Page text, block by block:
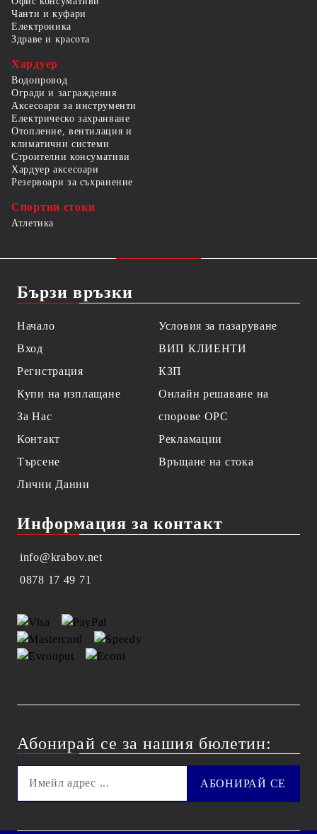
Чанти и куфари
Електроника
Здраве и красота
Хардуер
Водопровод
Огради и заграждения
Аксесоари за инструменти
Електрическо захранване
Отопление, вентилация и
климатични системи
Строителни консумативи
Хардуер аксесоари
Резервоари за съхранение
Спортни стоки
Атлетика
Бързи връзки
Начало
Вход
Регистрация
Купи на изплащане
За Нас
Контакт
Търсене
Лични Данни
Условия за пазаруване
ВИП КЛИЕНТИ
КЗП
Онлайн решаване на
спорове OPC
Рекламации
Връщане на стока
Информация за контакт
info@krabov.net
0878 17 49 71
Абонирай се за нашия бюлетин: